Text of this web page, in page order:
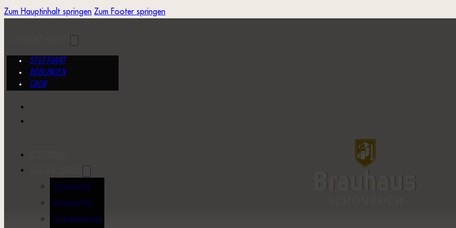
Zum Hauptinhalt springen Zum Footer springen
STUTTGART
BÖBLINGEN
CALW
Tageskarte
Speisekarte
Getränkekarte